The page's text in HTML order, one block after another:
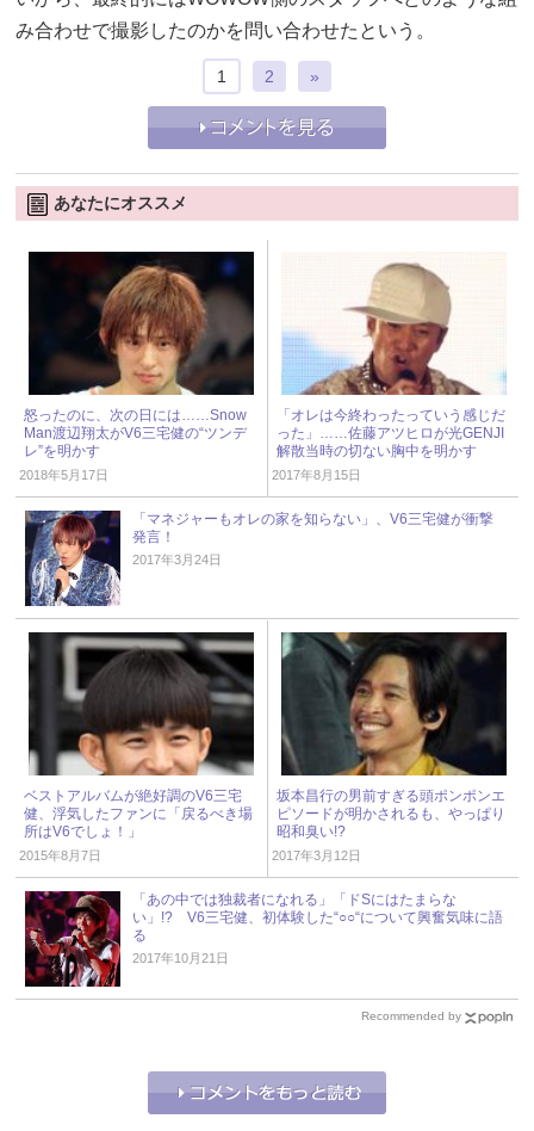
み合わせで撮影したのかを問い合わせたという。
1 2 »
あなたにオススメ
怒ったのに、次の日には……Snow
Man渡辺翔太がV6三宅健の“ツンデ
レ”を明かす
2018年5月17日
「オレは今終わったっていう感じだ
った」……佐藤アツヒロが光GENJI
解散当時の切ない胸中を明かす
2017年8月15日
「マネジャーもオレの家を知らない」、V6三宅健が衝撃
発言！
2017年3月24日
ベストアルバムが絶好調のV6三宅
健、浮気したファンに「戻るべき場
所はV6でしょ！」
2015年8月7日
坂本昌行の男前すぎる頭ポンポンエ
ピソードが明かされるも、やっぱり
昭和臭い!?
2017年3月12日
「あの中では独裁者になれる」「ドSにはたまらな
い」!? V6三宅健、初体験した“○○“について興奮気味に語
る
2017年10月21日
Recommended by